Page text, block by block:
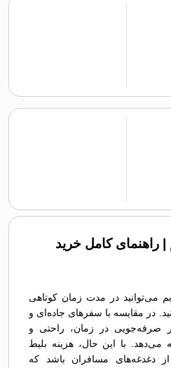
راهنمای کامل خرید
می‌توانید در مدت زمان کوتاهی
در مقایسه با سفرهای جاده‌ای و
صرفه‌جویی در زمان، راحتی و
می‌دهد. با این حال، هزینه بلیط
دغدغه‌های مسافران باشد که